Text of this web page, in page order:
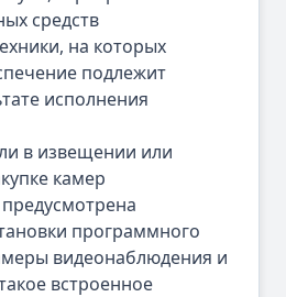
средств
на которых
подлежит
исполнения
в извещении или
камер
программного
видеонаблюдения и
встроенное